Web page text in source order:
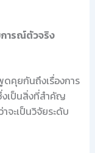
การณ์ตัวจริง
คุยกันถึงเรื่องการ
งเป็นสิ่งที่สำคัญ
จะเป็นวิจัยระดับ